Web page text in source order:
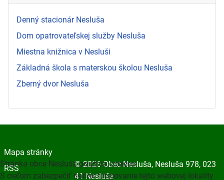
Denný stacionár Nesluša
Dom opatrovateľskej služby Nesluša
Miestna knižnica v Nesluši
Základná škola s materskou školou Nesluša
Zberný dvor Nesluša
Mapa stránky
RSS
© 2026 Obec Nesluša, Nesluša 978, 023
41 Nesluša
Stránka obce Nesluša používa cookies
S cieľom zabezpečiť riadne fungovanie tejto webovej lokality